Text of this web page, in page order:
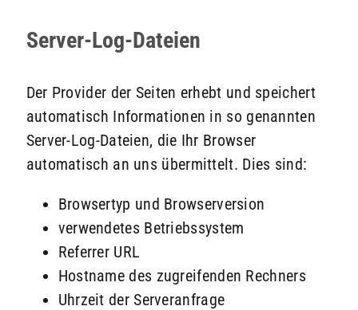
Server-Log-Dateien
Der Provider der Seiten erhebt und speichert
automatisch Informationen in so genannten
Server-Log-Dateien, die Ihr Browser
automatisch an uns übermittelt. Dies sind:
Browsertyp und Browserversion
verwendetes Betriebssystem
Referrer URL
Hostname des zugreifenden Rechners
Uhrzeit der Serveranfrage